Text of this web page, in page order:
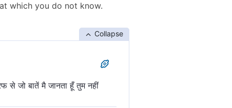
which you do not know.
Collapse
से जो बातें मै जानता हूँ तुम नहीं